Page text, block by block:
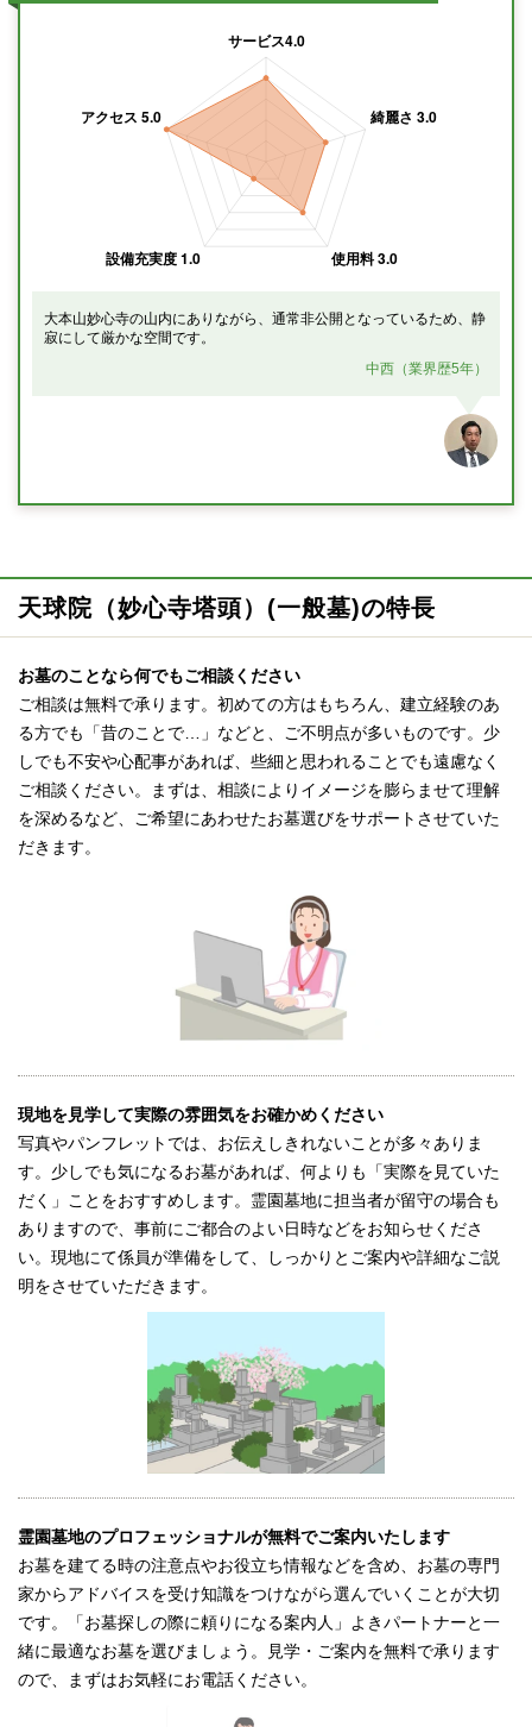
大本山妙心寺の山内にありながら、通常非公開となっているため、静
寂にして厳かな空間です。
中西（業界歴5年）
天球院（妙心寺塔頭）(一般墓)の特長
お墓のことなら何でもご相談ください
ご相談は無料で承ります。初めての方はもちろん、建立経験のあ
る方でも「昔のことで…」などと、ご不明点が多いものです。少
しでも不安や心配事があれば、些細と思われることでも遠慮なく
ご相談ください。まずは、相談によりイメージを膨らませて理解
を深めるなど、ご希望にあわせたお墓選びをサポートさせていた
だきます。
現地を見学して実際の雰囲気をお確かめください
写真やパンフレットでは、お伝えしきれないことが多々ありま
す。少しでも気になるお墓があれば、何よりも「実際を見ていた
だく」ことをおすすめします。霊園墓地に担当者が留守の場合も
ありますので、事前にご都合のよい日時などをお知らせくださ
い。現地にて係員が準備をして、しっかりとご案内や詳細なご説
明をさせていただきます。
霊園墓地のプロフェッショナルが無料でご案内いたします
お墓を建てる時の注意点やお役立ち情報などを含め、お墓の専門
家からアドバイスを受け知識をつけながら選んでいくことが大切
です。「お墓探しの際に頼りになる案内人」よきパートナーと一
緒に最適なお墓を選びましょう。見学・ご案内を無料で承ります
ので、まずはお気軽にお電話ください。